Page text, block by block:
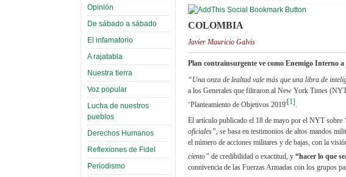
Opinión
De sábado a sábado
El infamatorio
A rajatabla
Nuestra tierra
Voz popular
Lucha de nuestros
pueblos
Derechos Humanos
Reflexiones de Fidel
Periodismo
COLOMBIA
Javier Mauricio Galvis
Plan contrainsurgente ve como Enemigo Interno a
“Una onza de lealtad vale más que una libra de
a los Generales que filtraron al New York Times
‘Planteamiento de Objetivos 2019'[1]
El artículo publicado el 18 de mayo por el NYT sobre
oficiales”, se basa en testimonios de altos mandos
el número de acciones militares y de bajas, con la
ciento” de credibilidad o exactitud, y “hacer lo que
connivencia de las Fuerzas Armadas con los grupos